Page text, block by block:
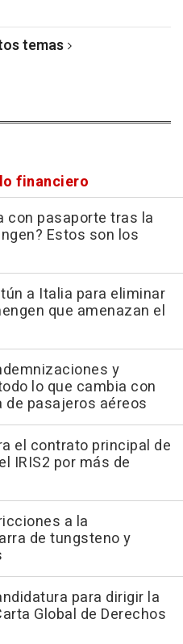
temas
financiero
con pasaporte tras la
Estos son los
a Italia para eliminar
que amenazan el
y
lo que cambia con
de pasajeros aéreos
el contrato principal de
IRIS2 por más de
a la
de tungsteno y
para dirigir la
Global de Derechos